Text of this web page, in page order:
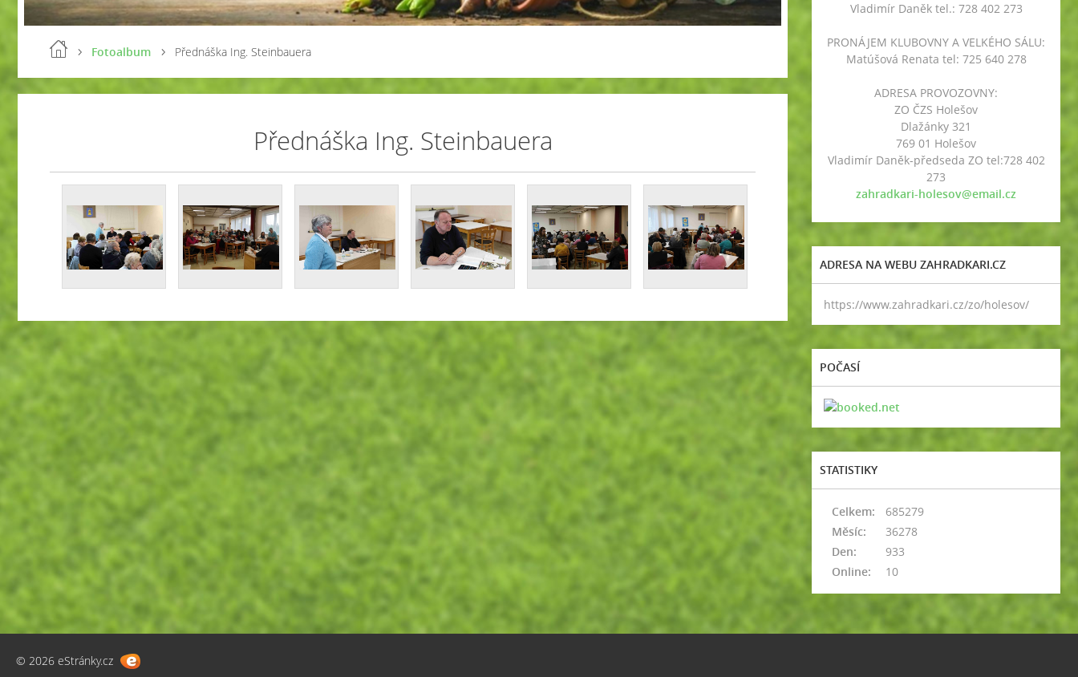
Fotoalbum Přednáška Ing. Steinbauera
Přednáška Ing. Steinbauera
Vladimír Daněk tel.: 728 402 273
PRONÁJEM KLUBOVNY A VELKÉHO SÁLU:
Matúšová Renata tel: 725 640 278
ADRESA PROVOZOVNY:
ZO ČZS Holešov
Dlažánky 321
769 01 Holešov
Vladimír Daněk-předseda ZO tel:728 402
273
zahradkari-holesov@email.cz
ADRESA NA WEBU ZAHRADKARI.CZ
https://www.zahradkari.cz/zo/holesov/
POČASÍ
STATISTIKY
Online: 10
Celkem:
685279
Měsíc:
36278
Den:
933
© 2026 eStránky.cz